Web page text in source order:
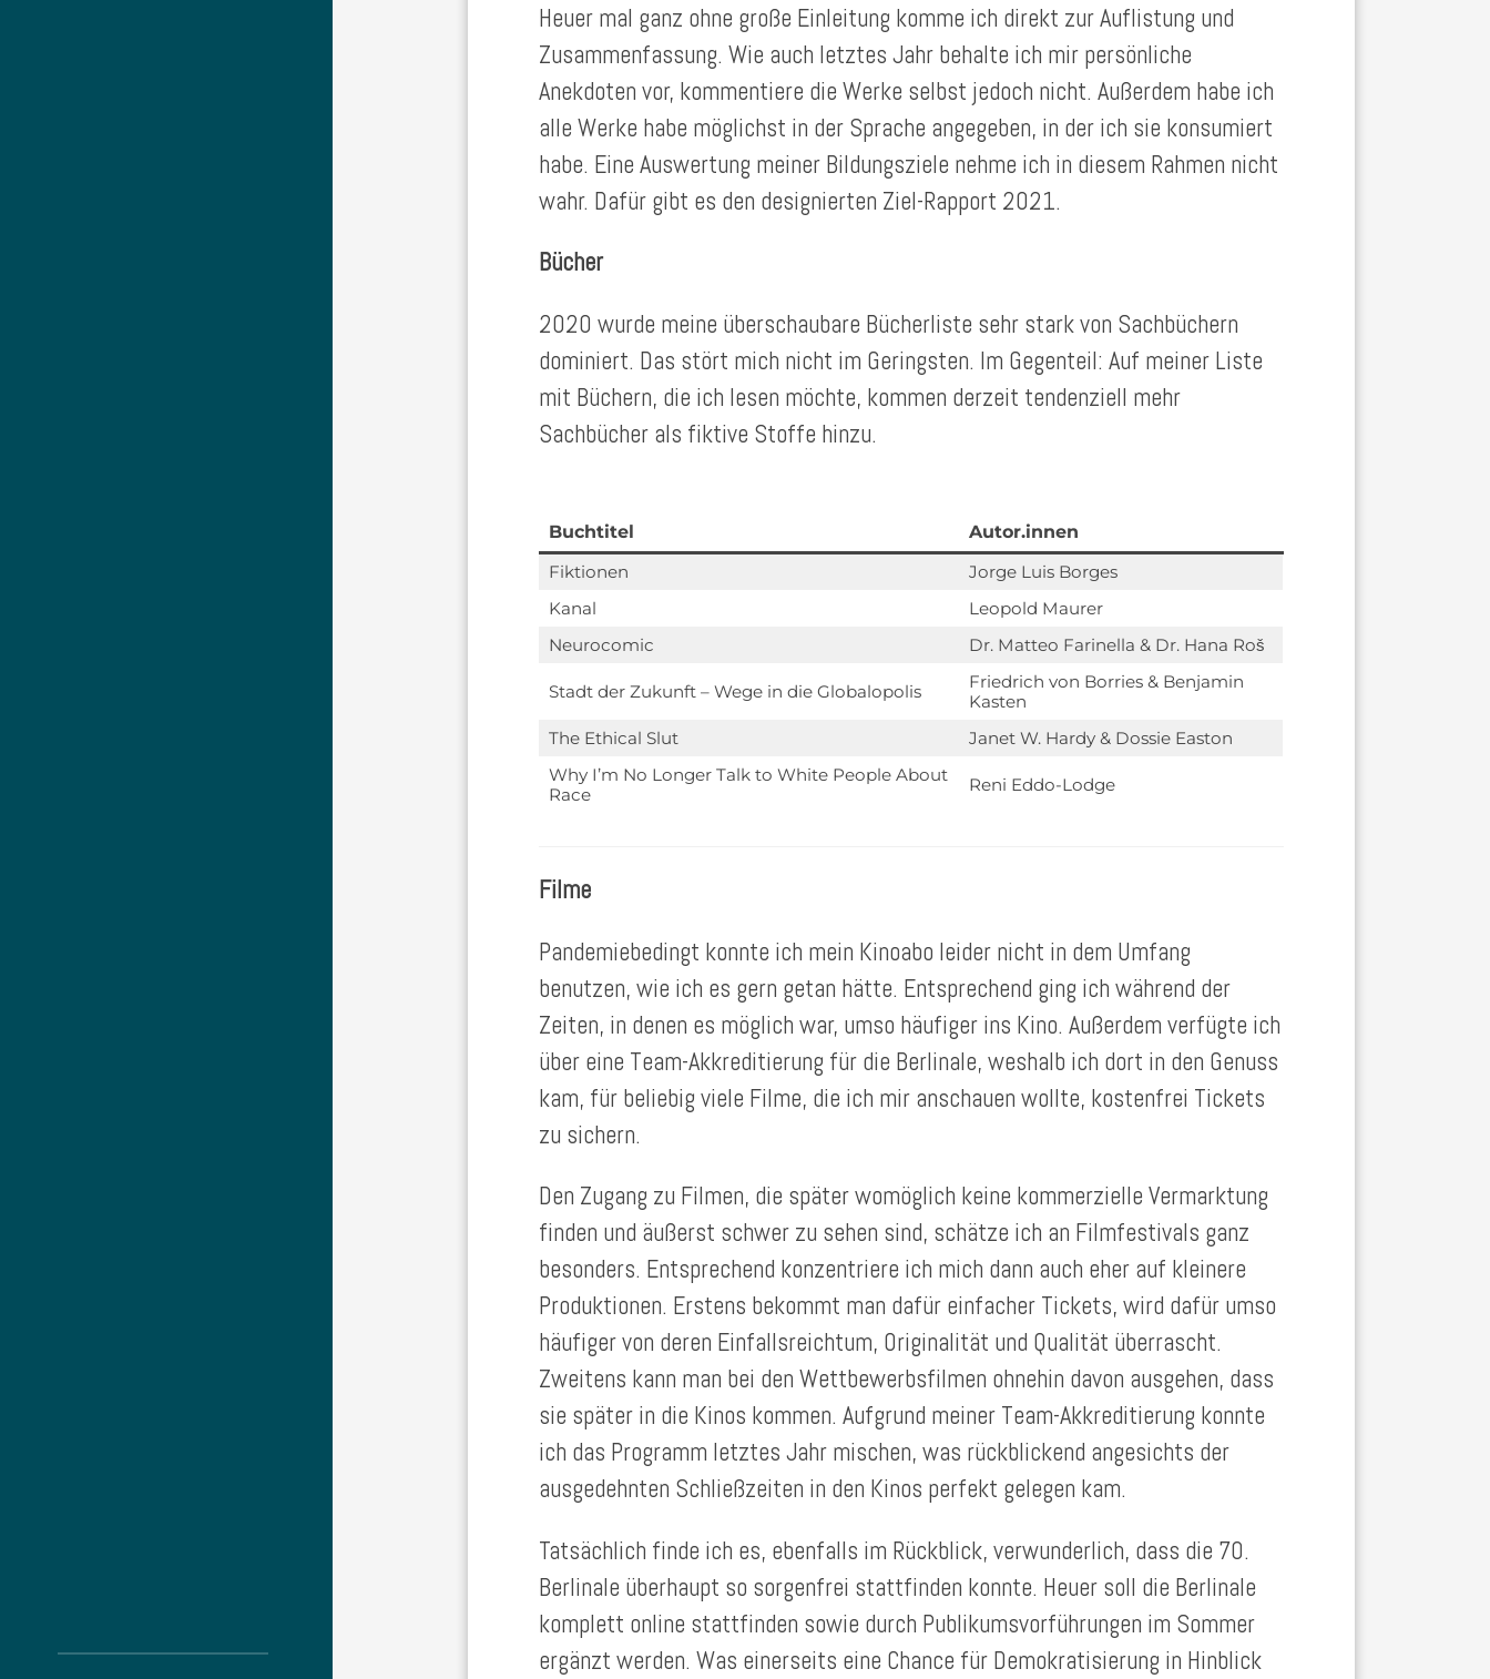
Heuer mal ganz ohne große Einleitung komme ich direkt zur Auflistung und
Zusammenfassung. Wie auch letztes Jahr behalte ich mir persönliche
Anekdoten vor, kommentiere die Werke selbst jedoch nicht. Außerdem habe ich
alle Werke habe möglichst in der Sprache angegeben, in der ich sie konsumiert
habe. Eine Auswertung meiner Bildungsziele nehme ich in diesem Rahmen nicht
wahr. Dafür gibt es den designierten Ziel-Rapport 2021.
Bücher
2020 wurde meine überschaubare Bücherliste sehr stark von Sachbüchern
dominiert. Das stört mich nicht im Geringsten. Im Gegenteil: Auf meiner Liste
mit Büchern, die ich lesen möchte, kommen derzeit tendenziell mehr
Sachbücher als fiktive Stoffe hinzu.
Buchtitel
Autor.innen
Fiktionen
Jorge Luis Borges
Kanal
Leopold Maurer
Neurocomic
Dr. Matteo Farinella & Dr. Hana Roš
Stadt der Zukunft – Wege in die Globalopolis
Friedrich von Borries & Benjamin
Kasten
The Ethical Slut
Janet W. Hardy & Dossie Easton
Why I’m No Longer Talk to White People About
Race
Reni Eddo-Lodge
Filme
Pandemiebedingt konnte ich mein Kinoabo leider nicht in dem Umfang
benutzen, wie ich es gern getan hätte. Entsprechend ging ich während der
Zeiten, in denen es möglich war, umso häufiger ins Kino. Außerdem verfügte ich
über eine Team-Akkreditierung für die Berlinale, weshalb ich dort in den Genuss
kam, für beliebig viele Filme, die ich mir anschauen wollte, kostenfrei Tickets
zu sichern.
Den Zugang zu Filmen, die später womöglich keine kommerzielle Vermarktung
finden und äußerst schwer zu sehen sind, schätze ich an Filmfestivals ganz
besonders. Entsprechend konzentriere ich mich dann auch eher auf kleinere
Produktionen. Erstens bekommt man dafür einfacher Tickets, wird dafür umso
häufiger von deren Einfallsreichtum, Originalität und Qualität überrascht.
Zweitens kann man bei den Wettbewerbsfilmen ohnehin davon ausgehen, dass
sie später in die Kinos kommen. Aufgrund meiner Team-Akkreditierung konnte
ich das Programm letztes Jahr mischen, was rückblickend angesichts der
ausgedehnten Schließzeiten in den Kinos perfekt gelegen kam.
Tatsächlich finde ich es, ebenfalls im Rückblick, verwunderlich, dass die 70.
Berlinale überhaupt so sorgenfrei stattfinden konnte. Heuer soll die Berlinale
komplett online stattfinden sowie durch Publikumsvorführungen im Sommer
ergänzt werden. Was einerseits eine Chance für Demokratisierung in Hinblick